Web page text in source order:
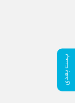
پست بعدی